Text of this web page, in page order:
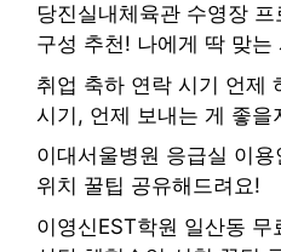
당진실내체육관 수영장
구성 추천! 나에게 딱 맞는
취업 축하 연락 시기 언제
시기, 언제 보내는 게 좋을
이대서울병원 응급실 이
위치 꿀팁 공유해드려요!
이영신EST학원 일산동